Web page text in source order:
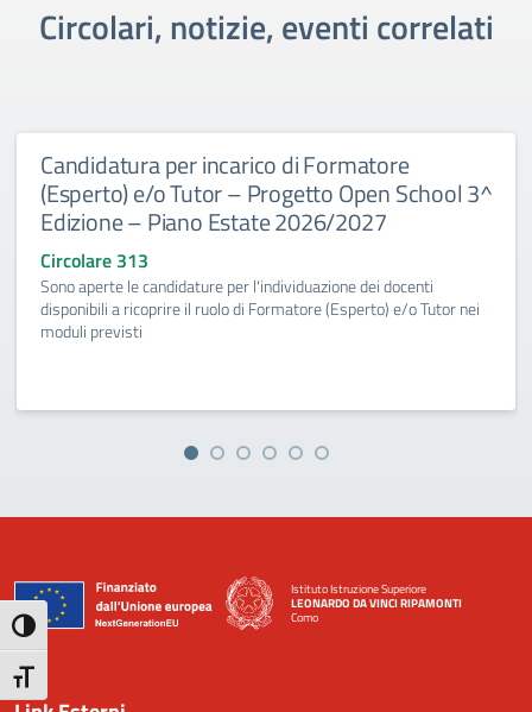
Attiva/disattiva alto contrasto
Attiva/disattiva dimensione testo
Circolari, notizie, eventi correlati
Candidatura per incarico di Formatore
(Esperto) e/o Tutor – Progetto Open School 3^
Edizione – Piano Estate 2026/2027
Circolare 313
Sono aperte le candidature per l'individuazione dei docenti
disponibili a ricoprire il ruolo di Formatore (Esperto) e/o Tutor nei
moduli previsti
Istituto Istruzione Superiore
LEONARDO DA VINCI RIPAMONTI
Como